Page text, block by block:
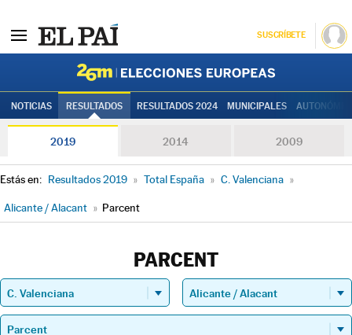
SUSCRÍBETE
NOTICIAS RESULTADOS RESULTADOS 2024 MUNICIPALES
2019 2014 2009
Estás en: Resultados 2019 » Total España » C. Valenciana »
Alicante / Alacant » Parcent
PARCENT